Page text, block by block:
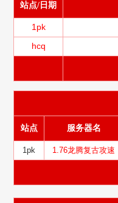
站点/日期
1pk
hcq
站点 服务器名
1pk 1.76龙腾复古攻速